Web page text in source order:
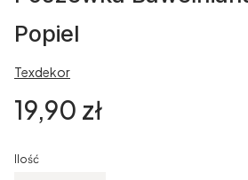
Popiel
Texdekor
Cena
19,90 zł
Ilość